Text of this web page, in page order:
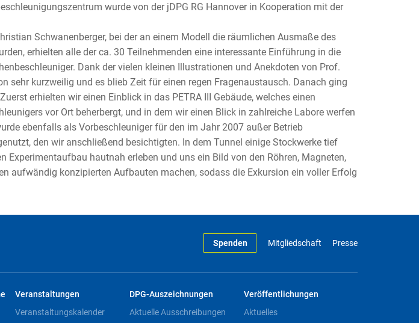
wurde von der jDPG RG Hannover in Kooperation mit der
Schwanenberger, bei der an einem Modell die räumlichen Ausmaße des
erhielten alle der ca. 30 Teilnehmenden eine interessante Einführung in die
Dank der vielen kleinen Illustrationen und Anekdoten von Prof.
sehr kurzweilig und es blieb Zeit für einen regen Fragenaustausch. Danach ging
erhielten wir einen Einblick in das PETRA III Gebäude, welches einen
vor Ort beherbergt, und in dem wir einen Blick in zahlreiche Labore werfen
ebenfalls als Vorbeschleuniger für den im Jahr 2007 außer Betrieb
den wir anschließend besichtigten. In dem Tunnel einige Stockwerke tief
Experimentaufbau hautnah erleben und uns ein Bild von den Röhren, Magneten,
aufwändig konzipierten Aufbauten machen, sodass die Exkursion ein voller Erfolg
Spenden Mitgliedschaft Presse
Veranstaltungen
Veranstaltungskalender
DPG-Auszeichnungen
Aktuelle Ausschreibungen
Veröffentlichungen
Aktuelles